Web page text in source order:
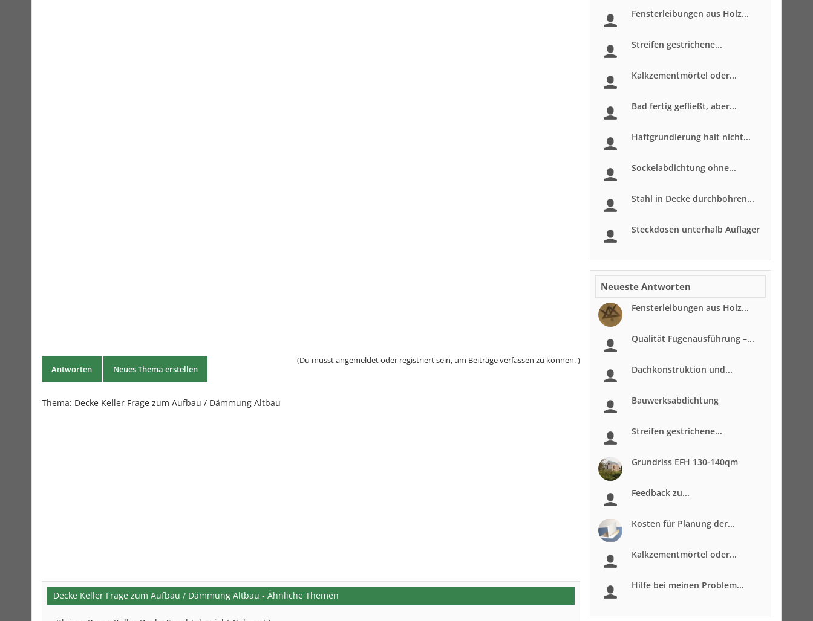
Antworten Neues Thema erstellen
(Du musst angemeldet oder registriert sein, um Beiträge verfassen zu können. )
Thema: Decke Keller Frage zum Aufbau / Dämmung Altbau
Decke Keller Frage zum Aufbau / Dämmung Altbau - Ähnliche Themen
Fensterleibungen aus Holz...
Streifen gestrichene...
Kalkzementmörtel oder...
Bad fertig gefließt, aber...
Haftgrundierung halt nicht...
Sockelabdichtung ohne...
Stahl in Decke durchbohren...
Steckdosen unterhalb Auflager
Neueste Antworten
Fensterleibungen aus Holz...
Qualität Fugenausführung –...
Dachkonstruktion und...
Bauwerksabdichtung
Streifen gestrichene...
Grundriss EFH 130-140qm
Feedback zu...
Kosten für Planung der...
Kalkzementmörtel oder...
Hilfe bei meinen Problem...